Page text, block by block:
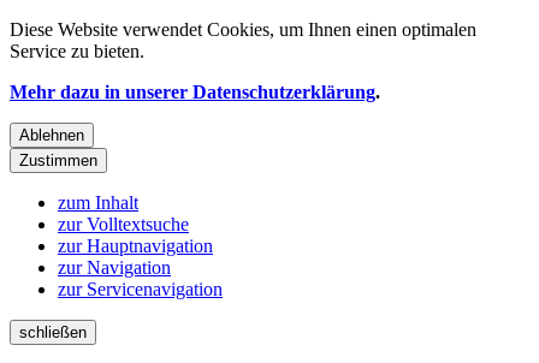
Diese Website verwendet Cookies, um Ihnen einen optimalen
Service zu bieten.
Mehr dazu in unserer Datenschutzerklärung.
Ablehnen
Zustimmen
zum Inhalt
zur Volltextsuche
zur Hauptnavigation
zur Navigation
zur Servicenavigation
schließen